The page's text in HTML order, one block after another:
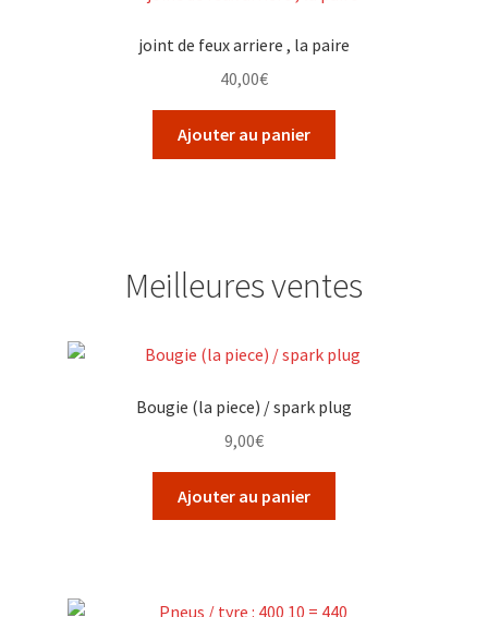
joint de feux arriere , la paire
40,00€
Ajouter au panier
Meilleures ventes
Bougie (la piece) / spark plug
9,00€
Ajouter au panier